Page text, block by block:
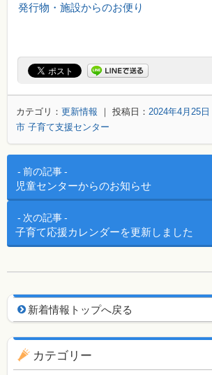
発行物・施設からのお便り
カテゴリ： 更新情報 ｜ 投稿日： 2024年4月25日
市 子育て支援センター
投稿ナビゲーション
前の記事
児童センターからのお知らせ
次の記事
子育て応援カレンダーを更新しました
新着情報用ナビゲーション
新着情報トップへ戻る
カテゴリー